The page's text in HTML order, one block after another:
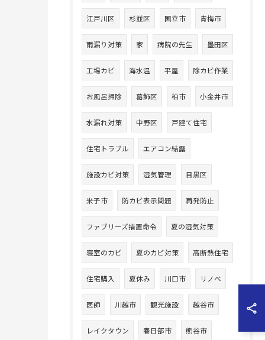
江戸川区 杉並区 国立市 青梅市
雨漏り対策 家 病院の先生 墨田区
工場カビ 海水温 平屋 除カビ作業
お風呂掃除 葛飾区 柏市 小金井市
水漏れ対策 中野区 戸建て住宅
住宅トラブル エアコン結露
施設カビ対策 湿気管理 目黒区
米子市 防カビ表示問題 再発防止
ファブリーズ措置命令 夏の湿気対策
寝室のカビ 夏のカビ対策 高断熱住宅
住宅購入 夏休み 川口市 リノベ
医師 川越市 観光施設 越谷市
レイクタウン 春日部市 熊谷市